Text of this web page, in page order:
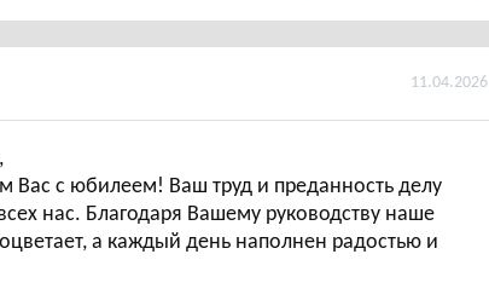
11.04.2026
Вас с юбилеем! Ваш труд и преданность делу
нас. Благодаря Вашему руководству наше
а каждый день наполнен радостью и